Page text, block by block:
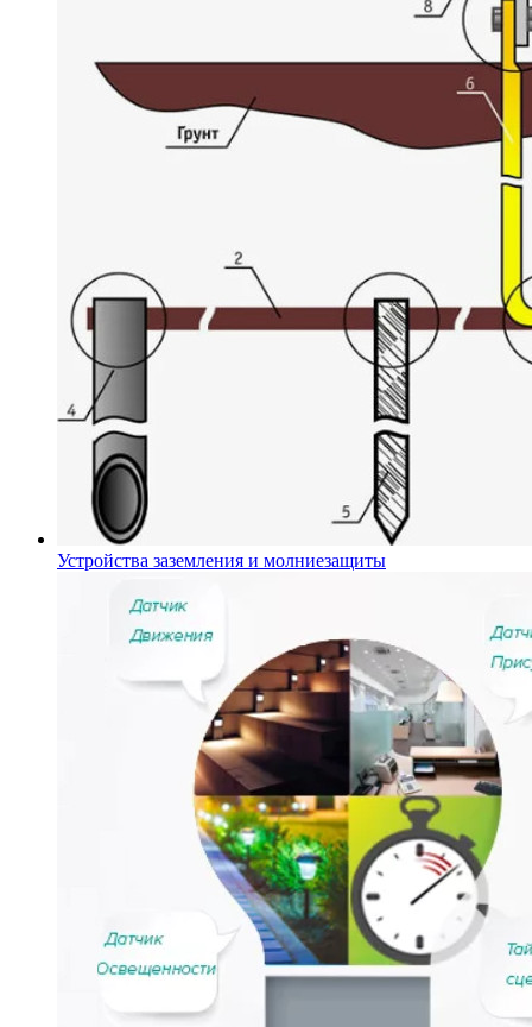
Устройства заземления и молниезащиты